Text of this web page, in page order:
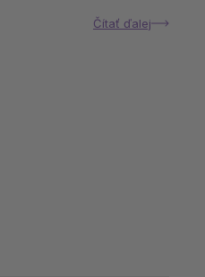
Čítať ďalej